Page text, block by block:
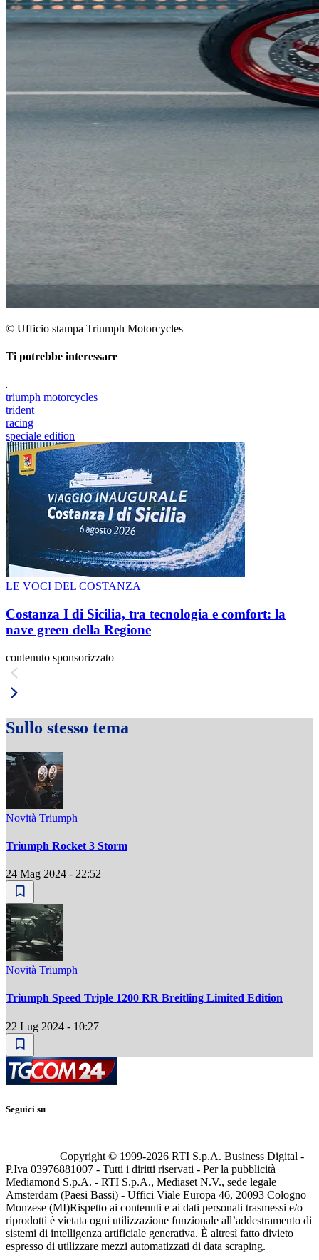
© Ufficio stampa Triumph Motorcycles
Ti potrebbe interessare
triumph motorcycles
trident
racing
speciale edition
LE VOCI DEL COSTANZA
Costanza I di Sicilia, tra tecnologia e comfort: la
nave green della Regione
contenuto sponsorizzato
Sullo stesso tema
Novità Triumph
Triumph Rocket 3 Storm
24 Mag 2024 - 22:52
Novità Triumph
Triumph Speed Triple 1200 RR Breitling Limited Edition
22 Lug 2024 - 10:27
Seguici su
Copyright © 1999-2026 RTI S.p.A. Business Digital -
P.Iva 03976881007 - Tutti i diritti riservati - Per la pubblicità
Mediamond S.p.A. - RTI S.p.A., Mediaset N.V., sede legale
Amsterdam (Paesi Bassi) - Uffici Viale Europa 46, 20093 Cologno
Monzese (MI)Rispetto ai contenuti e ai dati personali trasmessi e/o
riprodotti è vietata ogni utilizzazione funzionale all’addestramento di
sistemi di intelligenza artificiale generativa. È altresì fatto divieto
espresso di utilizzare mezzi automatizzati di data scraping.